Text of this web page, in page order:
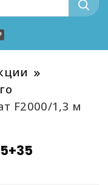
F2000/1,3 м